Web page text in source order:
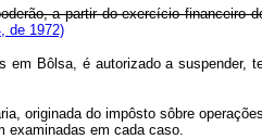
a partir do exercício financeiro
de 1972)
Bôlsa, é autorizado a suspender,
do impôsto sôbre
examinadas em cada caso.